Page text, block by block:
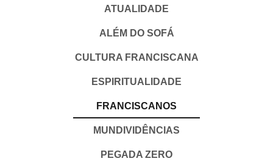
ATUALIDADE
ALÉM DO SOFÁ
CULTURA FRANCISCANA
ESPIRITUALIDADE
FRANCISCANOS
MUNDIVIDÊNCIAS
PEGADA ZERO